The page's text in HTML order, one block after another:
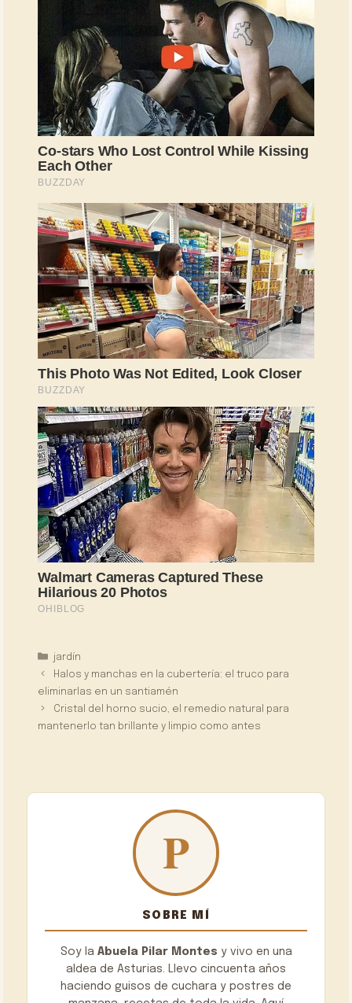
Categorías
jardín
Halos y manchas en la cubertería: el truco para
eliminarlas en un santiamén
Cristal del horno sucio, el remedio natural para
mantenerlo tan brillante y limpio como antes
SOBRE MÍ
Soy la Abuela Pilar Montes y vivo en una
aldea de Asturias. Llevo cincuenta años
haciendo guisos de cuchara y postres de